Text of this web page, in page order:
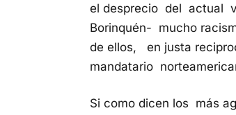
el desprecio del actual
Borinquén- mucho
de ellos, en justa
mandatario
Si como dicen los más